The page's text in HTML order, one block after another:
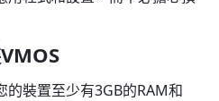
的裝置至少有3GB的RAM和